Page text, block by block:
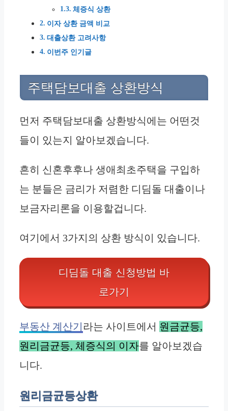
체증식 상환
이자 상환 금액 비교
대출상환 고려사항
이번주 인기글
주택담보대출 상환방식
먼저 주택담보대출 상환방식에는 어떤것
들이 있는지 알아보겠습니다.
흔히 신혼후후나 생애최초주택을 구입하
는 분들은 금리가 저렴한 디딤돌 대출이나
보금자리론을 이용할겁니다.
여기에서 3가지의 상환 방식이 있습니다.
디딤돌 대출 신청방법 바
로가기
부동산 계산기 라는 사이트에서 원금균등,
원리금균등, 체증식의 이자를 알아보겠습
니다.
원리금균등상환